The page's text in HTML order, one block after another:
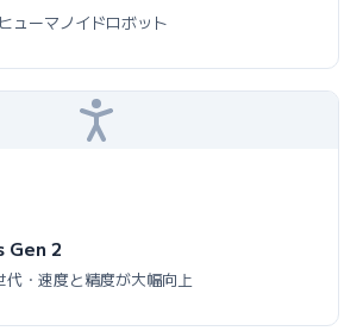
ューマノイドロボット
Gen 2
・速度と精度が大幅向上